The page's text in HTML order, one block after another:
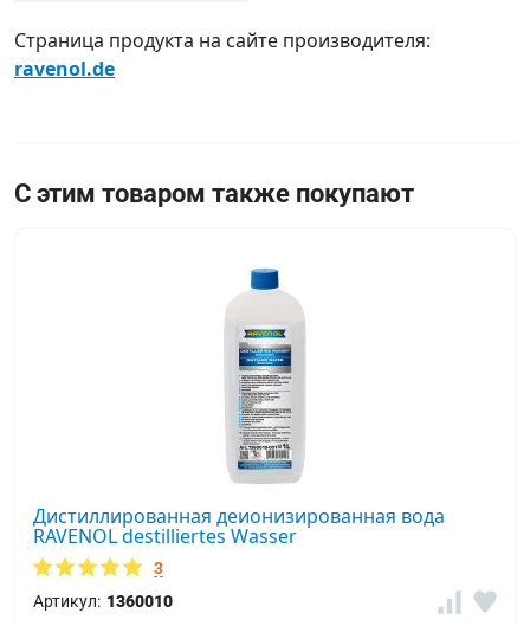
Страница продукта на сайте производителя:
ravenol.de
С этим товаром также покупают
Дистиллированная деионизированная вода
RAVENOL destilliertes Wasser
3
Артикул: 1360010